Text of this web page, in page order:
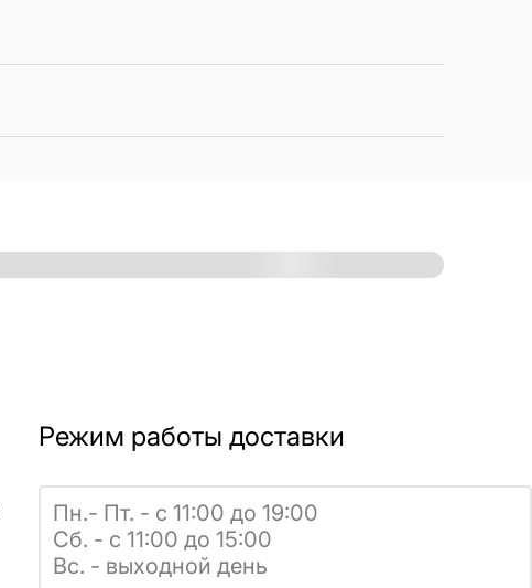
Режим работы доставки
Пн.- Пт. - с 11:00 до 19:00
Сб. - с 11:00 до 15:00
Вс. - выходной день